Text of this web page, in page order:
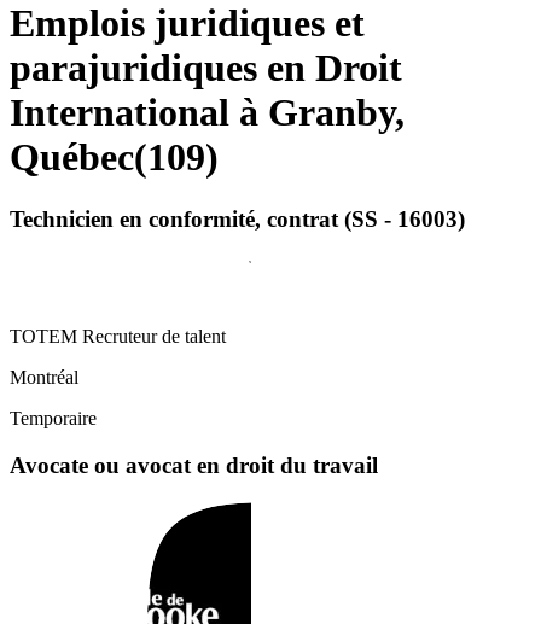
Emplois juridiques et
parajuridiques en Droit
International à Granby,
Québec(109)
Technicien en conformité, contrat (SS - 16003)
TOTEM Recruteur de talent
Montréal
Temporaire
Avocate ou avocat en droit du travail